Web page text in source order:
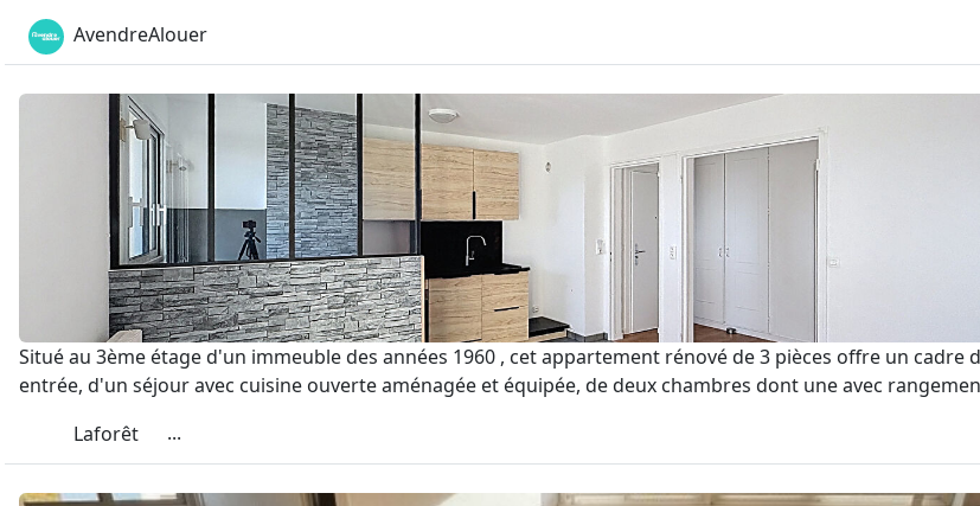
AvendreAlouer
Situé au 3ème étage d'un immeuble des années 1960 , cet appartement rénové de 3 pièces offre un
entrée, d'un séjour avec cuisine ouverte aménagée et équipée, de deux chambres dont une avec
Laforêt
...